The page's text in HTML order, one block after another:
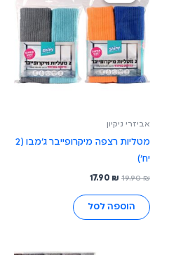
אביזרי ניקיון
מטליות רצפה מיקרופייבר ג'מבו (2
יח')
19.90₪
היה:
19.90 ₪.
17.90 ₪
הוא:
17.90 ₪.
הוספה לסל